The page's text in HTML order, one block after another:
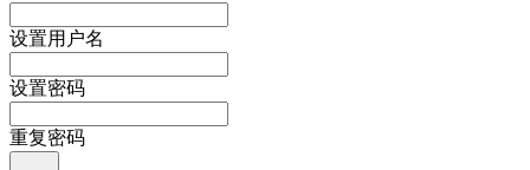
设置用户名
设置密码
重复密码